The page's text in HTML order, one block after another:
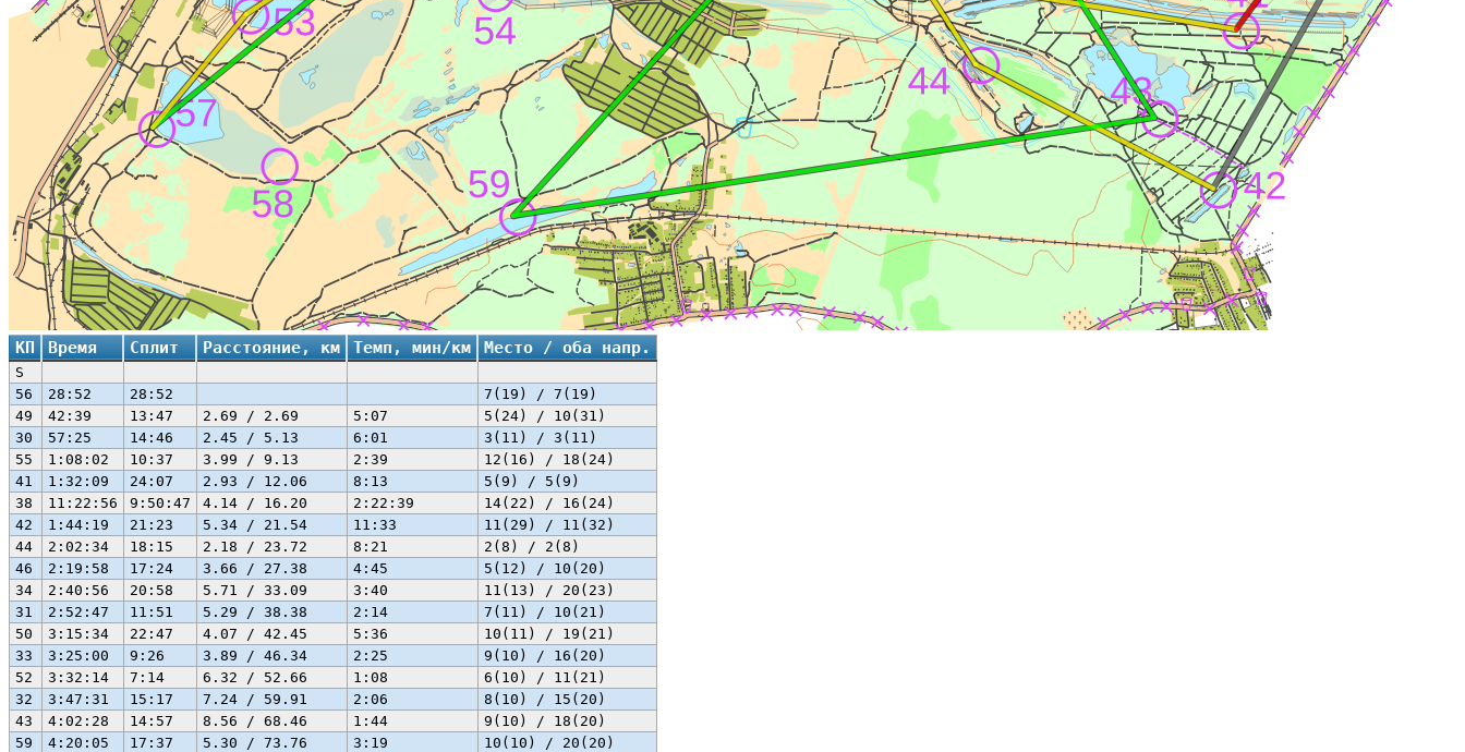
КП Время Сплит Расстояние, км Темп, мин/км Место / оба напр.
S
56
28:52 28:52
7(19) / 7(19)
49
42:39 13:47 2.69 / 2.69 5:07
5(24) / 10(31)
30
57:25 14:46 2.45 / 5.13 6:01
3(11) / 3(11)
55
1:08:02 10:37 3.99 / 9.13 2:39
12(16) / 18(24)
41
1:32:09 24:07 2.93 / 12.06 8:13
5(9) / 5(9)
38
11:22:56 9:50:47 4.14 / 16.20 2:22:39
14(22) / 16(24)
42
1:44:19 21:23 5.34 / 21.54 11:33
11(29) / 11(32)
44
2:02:34 18:15 2.18 / 23.72 8:21
2(8) / 2(8)
46
2:19:58 17:24 3.66 / 27.38 4:45
5(12) / 10(20)
34
2:40:56 20:58 5.71 / 33.09 3:40
11(13) / 20(23)
31
2:52:47 11:51 5.29 / 38.38 2:14
7(11) / 10(21)
50
3:15:34 22:47 4.07 / 42.45 5:36
10(11) / 19(21)
33
3:25:00 9:26 3.89 / 46.34 2:25
9(10) / 16(20)
52
3:32:14 7:14 6.32 / 52.66 1:08
6(10) / 11(21)
32
3:47:31 15:17 7.24 / 59.91 2:06
8(10) / 15(20)
43
4:02:28 14:57 8.56 / 68.46 1:44
9(10) / 18(20)
59
4:20:05 17:37 5.30 / 73.76 3:19 10(10) / 20(20)